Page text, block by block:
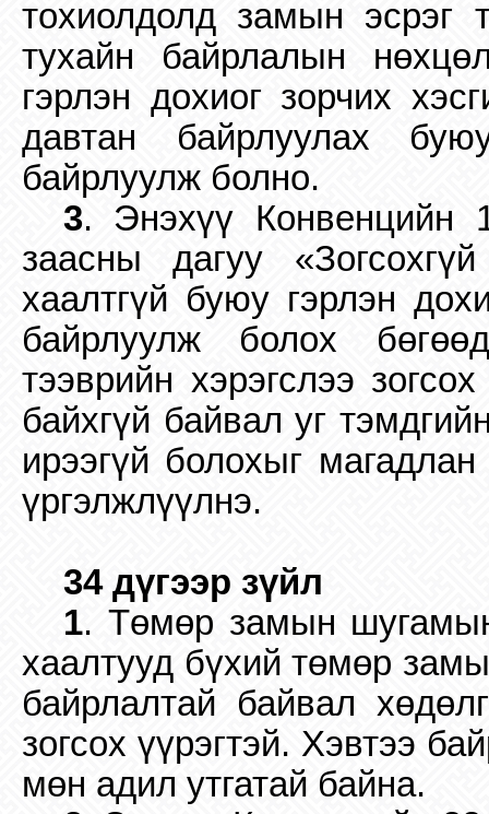
тохиолдолд замын эсрэг
тухайн байрлалын
гэрлэн дохиог зорчих
давтан байрлуулах
байрлуулж болно.
3. Энэхүү Конвенцийн
заасны дагуу
хаалтгүй буюу гэрлэн
байрлуулж болох
тээврийн хэрэгслээ
байхгүй байвал уг
ирээгүй болохыг
үргэлжлүүлнэ.
34 дүгээр зүйл
1. Төмөр замын
хаалтууд бүхий төмөр
байрлалтай байвал
зогсох үүрэгтэй. Хэвтээ
мөн адил утгатай байна.